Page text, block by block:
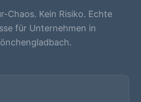
Chaos. Kein Risiko. Echte
für Unternehmen in